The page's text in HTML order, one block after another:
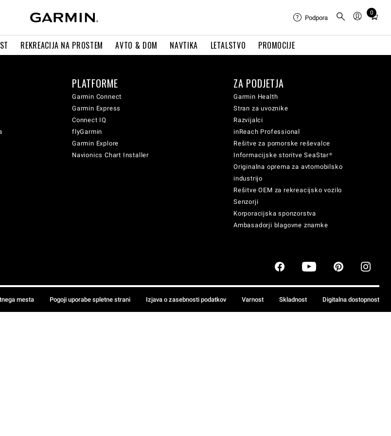
REKREACIJA NA PROSTEM AVTO & DOM NAVTIKA LETALSTVO PROMOCIJE
Podpora
0
Total
cart:
PLATFORME
Garmin Connect
Garmin Express
Connect IQ
flyGarmin
Garmin Explore
Navionics Chart Installer
ZA PODJETJA
Garmin Health
Stran za uvoznike
Razvijalci
inReach Professional
Rešitve za pomorske reševalce
Informacijske storitve SeaStar®
Originalna oprema za avtomobilsko
industrijo
Rešitve OEM za rekreacijsko vozilo
Senzorji
Korporacijska sponzorstva
Ambasadorji blagovne znamke
mesta Pogoji uporabe spletne strani Izjava o zasebnosti podatkov Varnost Skladnost Digitalna dostopnost